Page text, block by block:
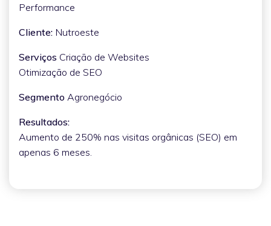
Performance
Cliente: Nutroeste
Serviços Criação de Websites
Otimização de SEO
Segmento Agronegócio
Resultados:
Aumento de 250% nas visitas orgânicas (SEO) em
apenas 6 meses.